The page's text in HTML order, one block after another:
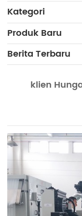
Kategori
Produk Baru
Berita Terbaru
klien